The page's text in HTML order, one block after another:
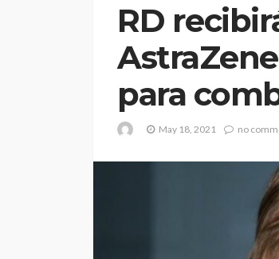
RD
para
May 18, 2021 no